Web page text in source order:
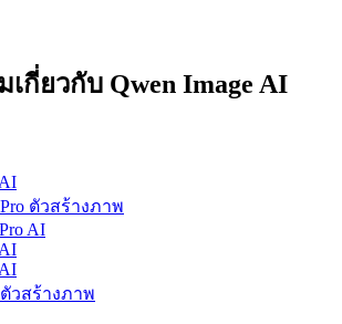
เกี่ยวกับ Qwen Image AI
Pro ตัวสร้างภาพ
AI
ตัวสร้างภาพ